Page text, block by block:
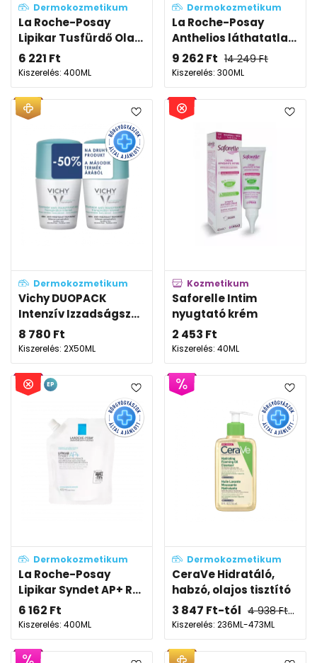
Dermokozmetikum
La Roche-Posay
Lipikar Tusfürdő Ola...
6 221 Ft
Kiszerelés: 400ML
Dermokozmetikum
La Roche-Posay
Anthelios láthatatla...
9 262 Ft 14 249Ft
Kiszerelés: 300ML
Dermokozmetikum
Vichy DUOPACK
Intenzív Izzadságsz...
8 780 Ft
Kiszerelés: 2X50ML
Kozmetikum
Saforelle Intim
nyugtató krém
2 453 Ft
Kiszerelés: 40ML
Dermokozmetikum
La Roche-Posay
Lipikar Syndet AP+ R...
6 162 Ft
Kiszerelés: 400ML
EP
Dermokozmetikum
CeraVe Hidratáló,
habzó, olajos tisztító
3 847 Ft-tól 4 938Ft-tól
Kiszerelés: 236ML-473ML